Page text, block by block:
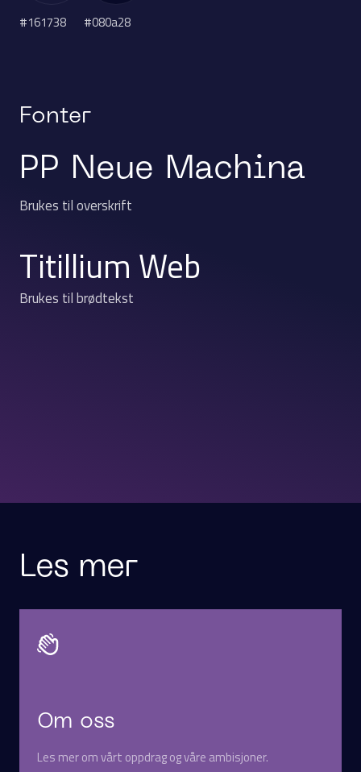
#161738 #080a28
Fonter
PP Neue Machina
Brukes til overskrift
Titillium Web
Brukes til brødtekst
Les mer
Om oss
Les mer om vårt oppdrag og våre ambisjoner.